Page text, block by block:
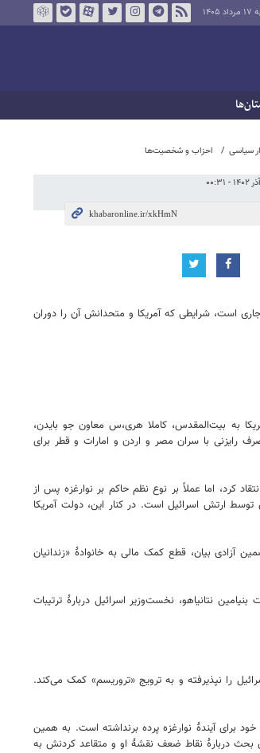
سیاسی احزاب و شخصیت‌ها
است، شرایطی که آمریکا و متحدانش آن را دوران
به بیت‌المقدس، کاملا هری،س معاون جو بایدن،
رایزنی با سران مصر و اردن و امارات و قطر برای
کرد، اما عملاً بر نوع نظم حاکم بر نوارغزه پس از
ارتش اسرائیل است. در کنار این، دولت آمریکا
آزادی بیان، قطع کمک مالی به خانوادۀ «زندانیان
نتانیاهو، نخست‌وزیر اسرائیل دربارۀ ترتیبات
را نپذیرفته و به ترویج «تروریسم» کمک می‌کند.
اسیران» و «ایجاد ترتیباتی که برای همیشه مانع از تکرار عملیات ۷ اکتبر شود»، از نقشۀ اصلی خود برای آیندۀ نوارغزه پرده برنداشته است. به همین
بحث دربارۀ نقاط ضعف نقشۀ او و متقاعد کردنش به